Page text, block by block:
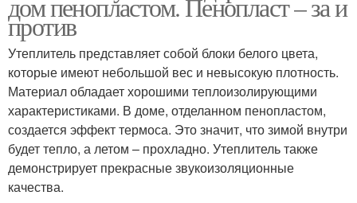
против
Утеплитель представляет собой блоки белого цвета,
которые имеют небольшой вес и невысокую плотность.
Материал обладает хорошими теплоизолирующими
характеристиками. В доме, отделанном пенопластом,
создается эффект термоса. Это значит, что зимой внутри
будет тепло, а летом – прохладно. Утеплитель также
демонстрирует прекрасные звукоизоляционные
качества.